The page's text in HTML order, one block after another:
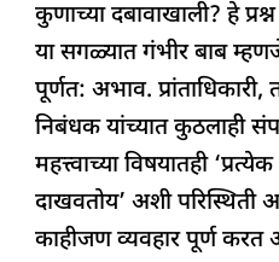
कुणाच्या दबावाखाली? हे
या सगळ्यात गंभीर बाब
पूर्णत: अभाव.
निबंधक यांच्यात कुठलाही
महत्त्वाच्या विषयातही
दाखवतोय’ अशी परिस्थिती
काहीजण व्यवहार पूर्ण